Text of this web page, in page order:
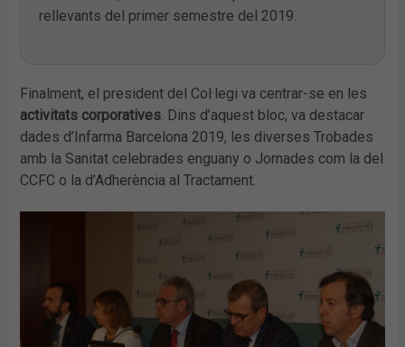
rellevants del primer semestre del 2019.
Finalment, el president del Col·legi va centrar-se en les
activitats corporatives. Dins d’aquest bloc, va destacar
dades d’Infarma Barcelona 2019, les diverses Trobades
amb la Sanitat celebrades enguany o Jornades com la del
CCFC o la d’Adherència al Tractament.